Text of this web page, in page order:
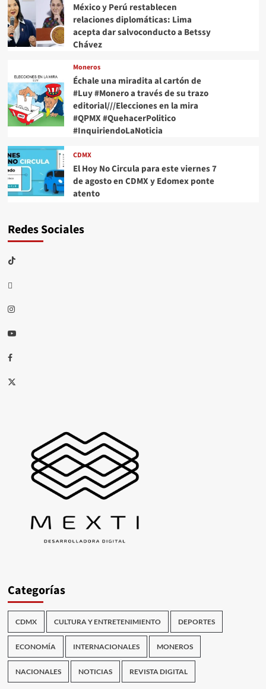
México y Perú restablecen
relaciones diplomáticas: Lima
acepta dar salvoconducto a Betssy
Chávez
Moneros
Échale una miradita al cartón de
#Luy #Monero a través de su trazo
editorial///Elecciones en la mira
#QPMX #QuehacerPolitico
#InquiriendoLaNoticia
CDMX
El Hoy No Circula para este viernes 7
de agosto en CDMX y Edomex ponte
atento
Redes Sociales
TikTok
threads
Instagram
Youtube
Facebook
X
Categorías
CDMX CULTURA Y ENTRETENIMIENTO DEPORTES
ECONOMÍA INTERNACIONALES MONEROS
NACIONALES NOTICIAS REVISTA DIGITAL